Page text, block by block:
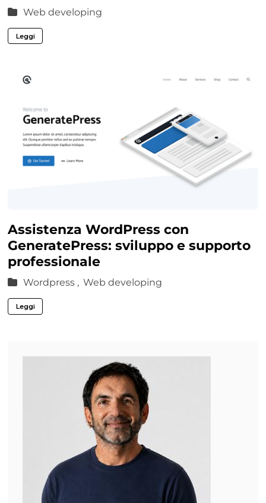
Web developing
Leggi
Assistenza WordPress con
GeneratePress: sviluppo e supporto
professionale
Wordpress , Web developing
Leggi